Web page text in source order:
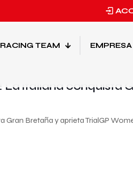
RACING TEAM EMPRESA
La italiana conquista
Gran Bretaña y aprieta TrialGP